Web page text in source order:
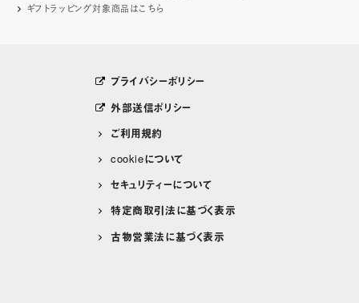
ギフトラッピング対象商品はこちら
プライバシーポリシー
外部送信ポリシー
ご利用規約
cookieについて
セキュリティーについて
特定商取引法に基づく表示
古物営業法に基づく表示